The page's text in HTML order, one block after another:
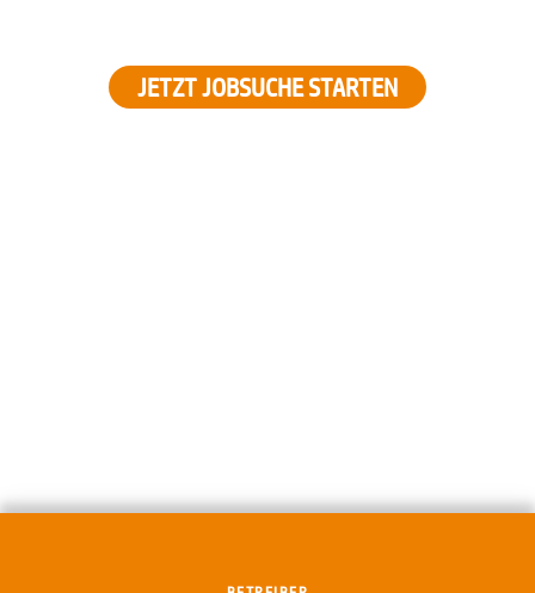
JETZT JOBSUCHE STARTEN